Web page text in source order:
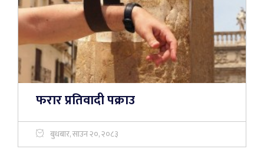
फरार प्रतिवादी पक्राउ
बुधबार, साउन २०, २०८३